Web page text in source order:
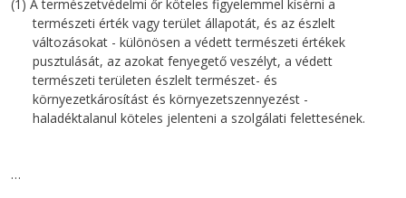
(1) A természetvédelmi őr köteles figyelemmel kísérni a
természeti érték vagy terület állapotát, és az észlelt
változásokat - különösen a védett természeti értékek
pusztulását, az azokat fenyegető veszélyt, a védett
természeti területen észlelt természet- és
környezetkárosítást és környezetszennyezést -
haladéktalanul köteles jelenteni a szolgálati felettesének.
…